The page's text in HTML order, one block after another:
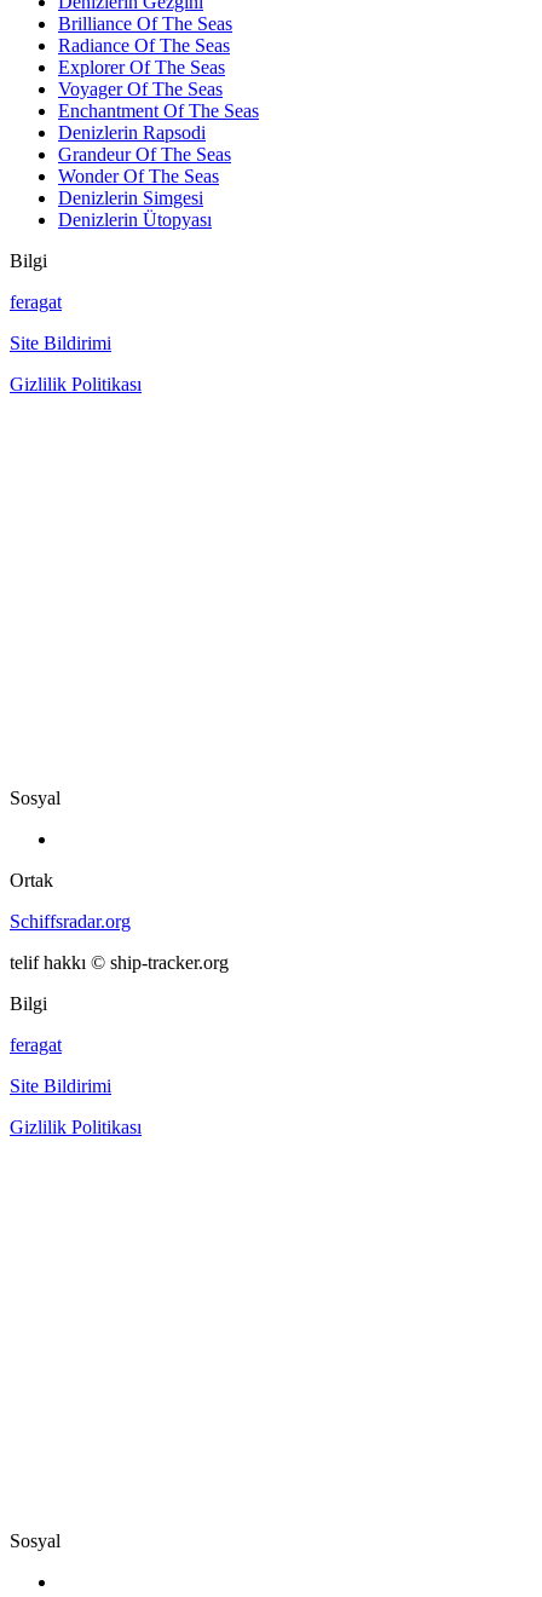
Brilliance Of The Seas
Radiance Of The Seas
Explorer Of The Seas
Voyager Of The Seas
Enchantment Of The Seas
Denizlerin Rapsodi
Grandeur Of The Seas
Wonder Of The Seas
Denizlerin Simgesi
Denizlerin Ütopyası
Bilgi
feragat
Site Bildirimi
Gizlilik Politikası
Sosyal
Ortak
Schiffsradar.org
telif hakkı © ship-tracker.org
Bilgi
feragat
Site Bildirimi
Gizlilik Politikası
Sosyal